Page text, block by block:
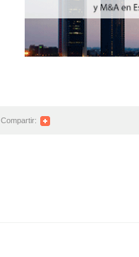
Compartir: